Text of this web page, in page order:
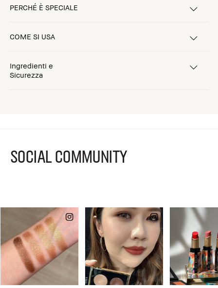
PERCHÉ È SPECIALE
COME SI USA
Ingredienti e
Sicurezza
SOCIAL COMMUNITY